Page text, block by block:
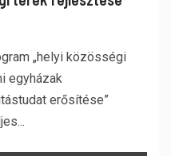
„helyi közösségi
egyházak
erősítése”